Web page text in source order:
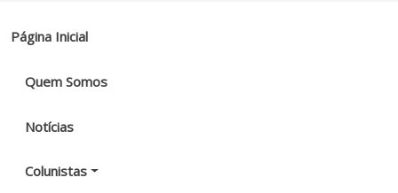
Página Inicial
Quem Somos
Notícias
Colunistas